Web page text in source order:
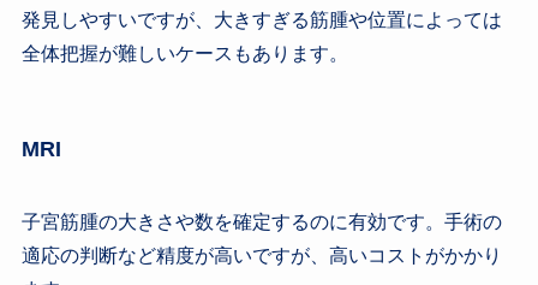
発見しやすいですが、大きすぎる筋腫や位置によっては
全体把握が難しいケースもあります。
MRI
子宮筋腫の大きさや数を確定するのに有効です。手術の
適応の判断など精度が高いですが、高いコストがかかり